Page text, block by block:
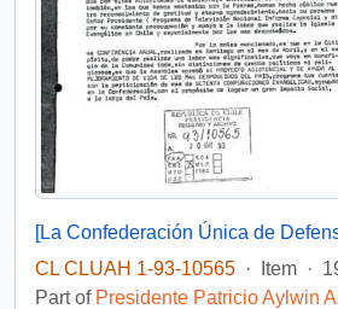
CL CLUAH 1-93-10565 · Item ·
Part of Presidente Patricio Aylwin